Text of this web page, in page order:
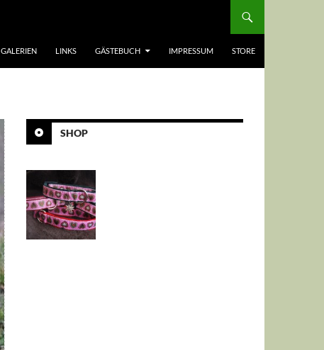
GALERIEN LINKS GÄSTEBUCH IMPRESSUM STORE
SHOP